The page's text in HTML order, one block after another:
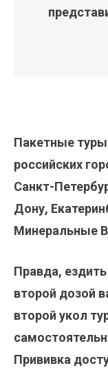
Пакетные
российских
Санкт-
Дону,
Минеральные
Правда,
второй дозой
второй укол
Прививка